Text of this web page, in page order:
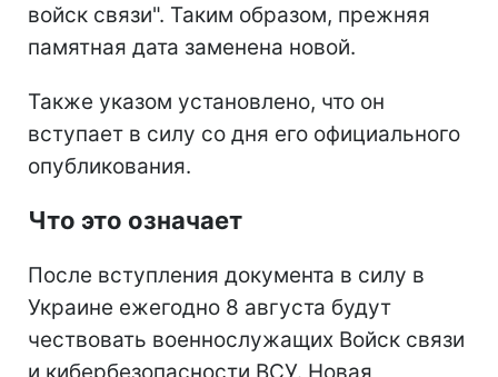
войск связи". Таким образом, прежняя
памятная дата заменена новой.
Также указом установлено, что он
вступает в силу со дня его официального
опубликования.
Что это означает
После вступления документа в силу в
Украине ежегодно 8 августа будут
чествовать военнослужащих Войск связи
и кибербезопасности ВСУ. Новая